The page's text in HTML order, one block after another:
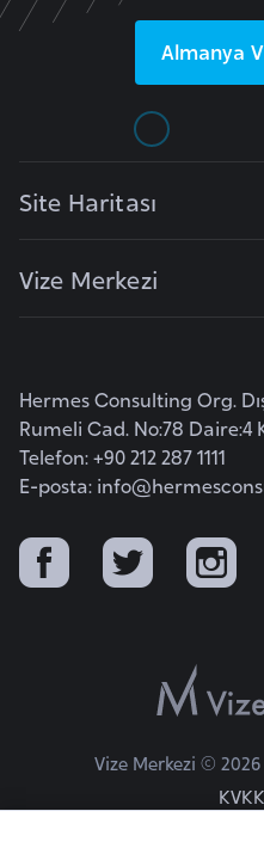
Almanya
Site Haritası
Vize Merkezi
Hermes Consulting Org.
Rumeli Cad. No:78 Daire:4
Telefon: +90 212 287 1111
E-posta:
Vize Merkezi © 2026
y
y
o
p
y
S